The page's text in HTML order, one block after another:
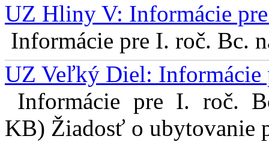
UZ Hliny V: Informácie
Informácie pre I. roč. Bc.
UZ Veľký Diel: Informácie
Informácie pre I. roč.
KB) Žiadosť o ubytovanie